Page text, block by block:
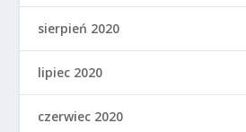
sierpień 2020
lipiec 2020
czerwiec 2020